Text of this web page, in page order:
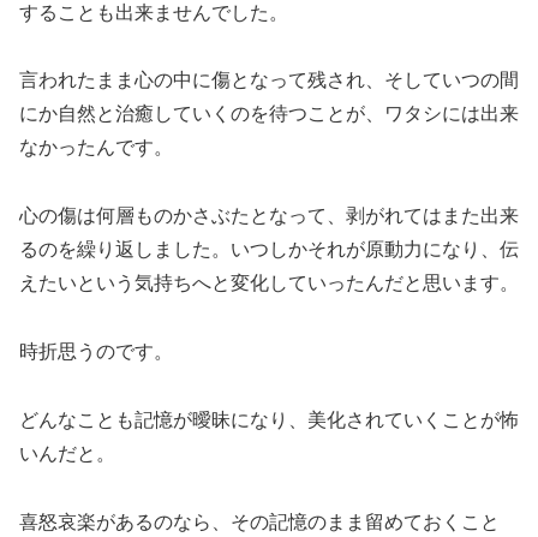
することも出来ませんでした。
言われたまま心の中に傷となって残され、そしていつの間
にか自然と治癒していくのを待つことが、ワタシには出来
なかったんです。
心の傷は何層ものかさぶたとなって、剥がれてはまた出来
るのを繰り返しました。いつしかそれが原動力になり、伝
えたいという気持ちへと変化していったんだと思います。
時折思うのです。
どんなことも記憶が曖昧になり、美化されていくことが怖
いんだと。
喜怒哀楽があるのなら、その記憶のまま留めておくこと